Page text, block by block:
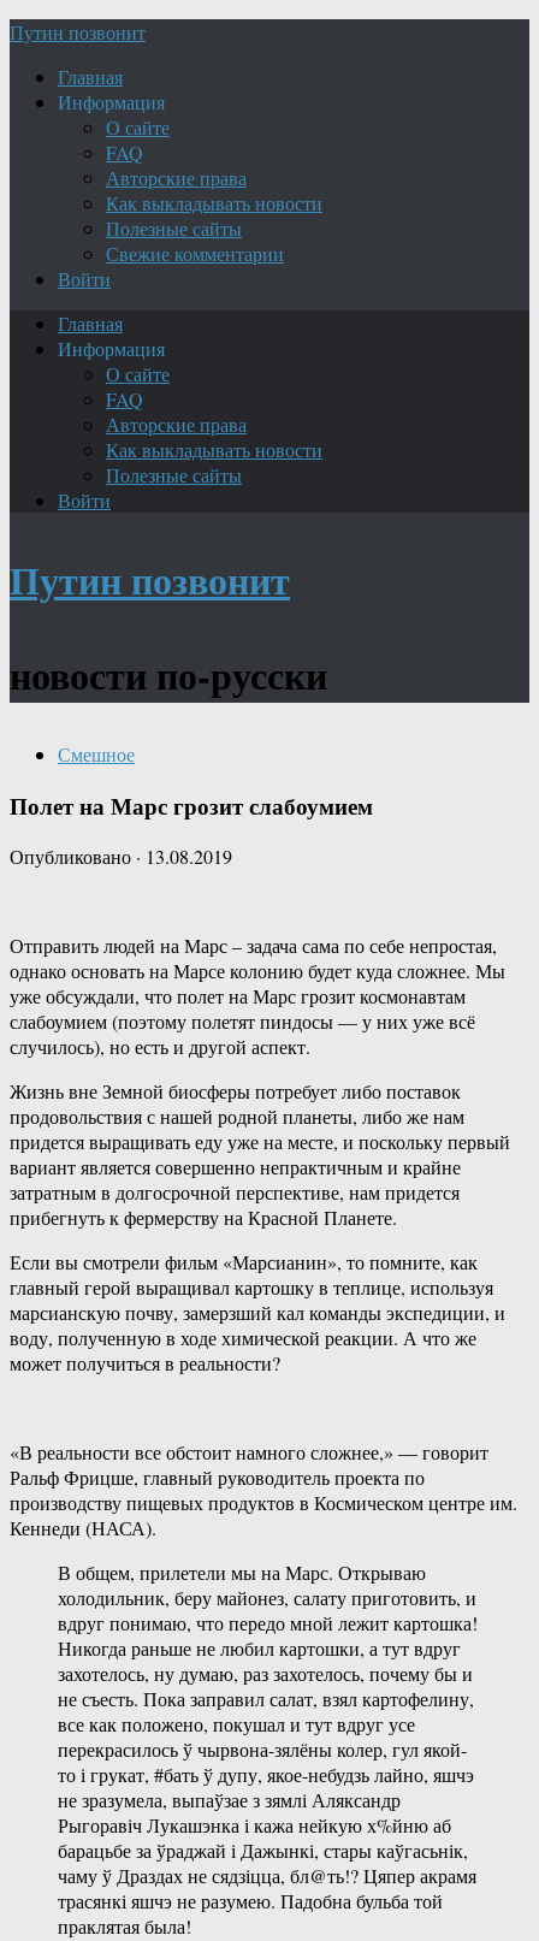
Путин позвонит
Главная
Информация
О сайте
FAQ
Авторские права
Как выкладывать новости
Полезные сайты
Свежие комментарии
Войти
Главная
Информация
О сайте
FAQ
Авторские права
Как выкладывать новости
Полезные сайты
Войти
Путин позвонит
новости по-русски
Смешное
Полет на Марс грозит слабоумием
Опубликовано · 13.08.2019
Отправить людей на Марс – задача сама по себе непростая,
однако основать на Марсе колонию будет куда сложнее. Мы
уже обсуждали, что полет на Марс грозит космонавтам
слабоумием (поэтому полетят пиндосы — у них уже всё
случилось), но есть и другой аспект.
Жизнь вне Земной биосферы потребует либо поставок
продовольствия с нашей родной планеты, либо же нам
придется выращивать еду уже на месте, и поскольку первый
вариант является совершенно непрактичным и крайне
затратным в долгосрочной перспективе, нам придется
прибегнуть к фермерству на Красной Планете.
Если вы смотрели фильм «Марсианин», то помните, как
главный герой выращивал картошку в теплице, используя
марсианскую почву, замерзший кал команды экспедиции, и
воду, полученную в ходе химической реакции. А что же
может получиться в реальности?
«В реальности все обстоит намного сложнее,» — говорит
Ральф Фрицше, главный руководитель проекта по
производству пищевых продуктов в Космическом центре им.
Кеннеди (НАСА).
В общем, прилетели мы на Марс. Открываю
холодильник, беру майонез, салату приготовить, и
вдруг понимаю, что передо мной лежит картошка!
Никогда раньше не любил картошки, а тут вдруг
захотелось, ну думаю, раз захотелось, почему бы и
не съесть. Пока заправил салат, взял картофелину,
все как положено, покушал и тут вдруг усе
перекрасилось ў чырвона-зялёны колер, гул якой-
то і грукат, #бать ў дупу, якое-небудзь лайно, яшчэ
не зразумела, выпаўзае з зямлі Аляксандр
Рыгоравіч Лукашэнка і кажа нейкую х%йню аб
барацьбе за ўраджай і Дажынкі, стары каўгасьнік,
чаму ў Драздах не сядзіцца, бл@ть!? Цяпер акрамя
трасянкі яшчэ не разумею. Падобна бульба той
праклятая была!